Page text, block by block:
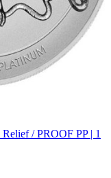
/ PROOF PP | 1